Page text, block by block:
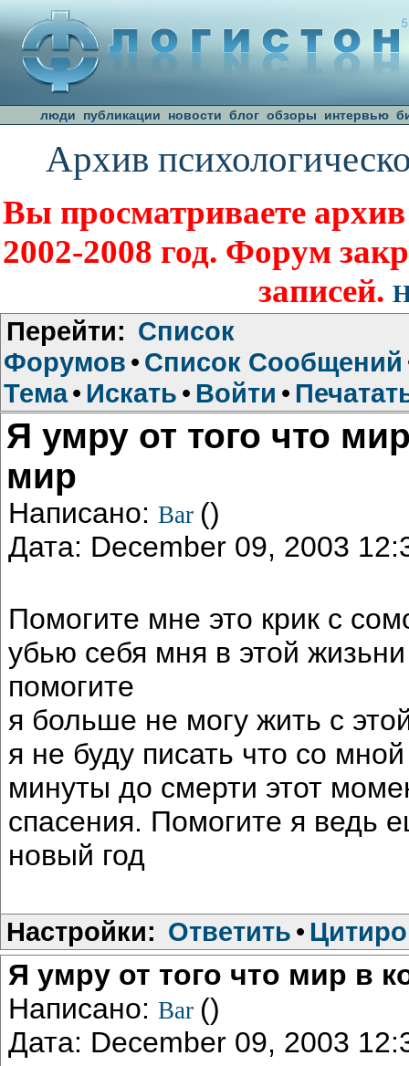
люди публикации новости блог обзоры интервью
Архив
Вы просматриваете
2002-2008 год. Форум
записей.
Перейти: Список
Форумов • Список Сообщений
Тема• Искать • Войти •
Я умру от того что
мир
Написано: Bar ()
Дата: December 09, 2003
Помогите мне это крик с
убью себя мня в этой
помогите
я больше не могу жить с
я не буду писать что со
минуты до смерти этот
спасения. Помогите я ведь
новый год
Настройки: Ответить •
Я умру от того что мир в
Написано: Bar ()
Дата: December 09, 2003